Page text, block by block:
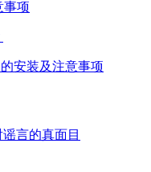
事项
安装及注意事项
言的真面目